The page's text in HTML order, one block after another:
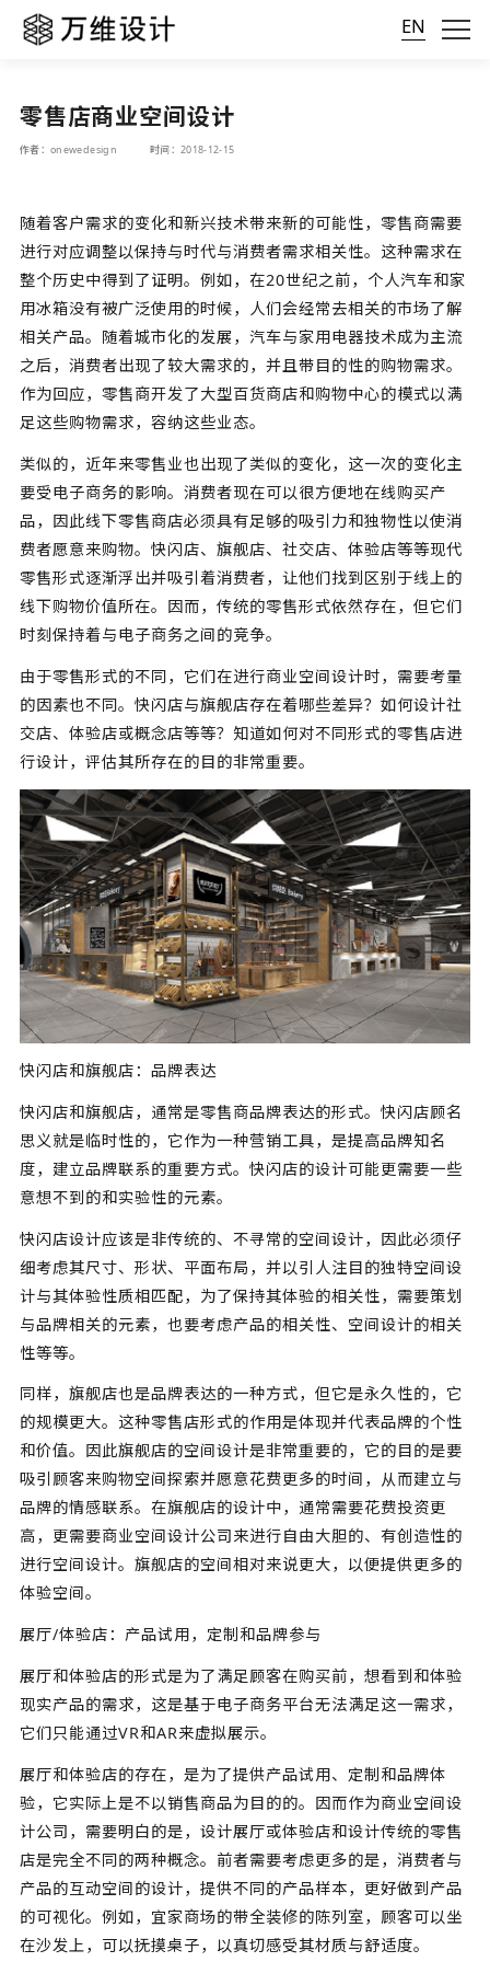
EN
零售店商业空间设计
作者：onewedesign 时间：2018-12-15
随着客户需求的变化和新兴技术带来新的可能性，零售商需要
进行对应调整以保持与时代与消费者需求相关性。这种需求在
整个历史中得到了证明。例如，在20世纪之前，个人汽车和家
用冰箱没有被广泛使用的时候，人们会经常去相关的市场了解
相关产品。随着城市化的发展，汽车与家用电器技术成为主流
之后，消费者出现了较大需求的，并且带目的性的购物需求。
作为回应，零售商开发了大型百货商店和购物中心的模式以满
足这些购物需求，容纳这些业态。
类似的，近年来零售业也出现了类似的变化，这一次的变化主
要受电子商务的影响。消费者现在可以很方便地在线购买产
品，因此线下零售商店必须具有足够的吸引力和独物性以使消
费者愿意来购物。快闪店、旗舰店、社交店、体验店等等现代
零售形式逐渐浮出并吸引着消费者，让他们找到区别于线上的
线下购物价值所在。因而，传统的零售形式依然存在，但它们
时刻保持着与电子商务之间的竞争。
由于零售形式的不同，它们在进行商业空间设计时，需要考量
的因素也不同。快闪店与旗舰店存在着哪些差异？如何设计社
交店、体验店或概念店等等？知道如何对不同形式的零售店进
行设计，评估其所存在的目的非常重要。
快闪店和旗舰店：品牌表达
快闪店和旗舰店，通常是零售商品牌表达的形式。快闪店顾名
思义就是临时性的，它作为一种营销工具，是提高品牌知名
度，建立品牌联系的重要方式。快闪店的设计可能更需要一些
意想不到的和实验性的元素。
快闪店设计应该是非传统的、不寻常的空间设计，因此必须仔
细考虑其尺寸、形状、平面布局，并以引人注目的独特空间设
计与其体验性质相匹配，为了保持其体验的相关性，需要策划
与品牌相关的元素，也要考虑产品的相关性、空间设计的相关
性等等。
同样，旗舰店也是品牌表达的一种方式，但它是永久性的，它
的规模更大。这种零售店形式的作用是体现并代表品牌的个性
和价值。因此旗舰店的空间设计是非常重要的，它的目的是要
吸引顾客来购物空间探索并愿意花费更多的时间，从而建立与
品牌的情感联系。在旗舰店的设计中，通常需要花费投资更
高，更需要商业空间设计公司来进行自由大胆的、有创造性的
进行空间设计。旗舰店的空间相对来说更大，以便提供更多的
体验空间。
展厅/体验店：产品试用，定制和品牌参与
展厅和体验店的形式是为了满足顾客在购买前，想看到和体验
现实产品的需求，这是基于电子商务平台无法满足这一需求，
它们只能通过VR和AR来虚拟展示。
展厅和体验店的存在，是为了提供产品试用、定制和品牌体
验，它实际上是不以销售商品为目的的。因而作为商业空间设
计公司，需要明白的是，设计展厅或体验店和设计传统的零售
店是完全不同的两种概念。前者需要考虑更多的是，消费者与
产品的互动空间的设计，提供不同的产品样本，更好做到产品
的可视化。例如，宜家商场的带全装修的陈列室，顾客可以坐
在沙发上，可以抚摸桌子，以真切感受其材质与舒适度。